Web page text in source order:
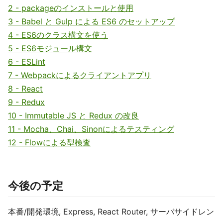
2 - packageのインストールと使用
3 - Babel と Gulp による ES6 のセットアップ
4 - ES6のクラス構文を使う
5 - ES6モジュール構文
6 - ESLint
7 - Webpackによるクライアントアプリ
8 - React
9 - Redux
10 - Immutable JS と Redux の改良
11 - Mocha、Chai、Sinonによるテスティング
12 - Flowによる型検査
今後の予定
本番/開発環境, Express, React Router, サーバサイドレン